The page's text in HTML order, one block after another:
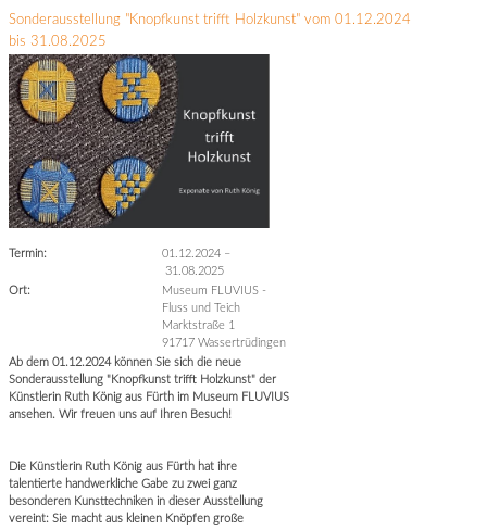
Sonderausstellung "Knopfkunst trifft Holzkunst" vom 01.12.2024
bis 31.08.2025
Termin: 01.12.2024 –
31.08.2025
Ort:
Museum FLUVIUS -
Fluss und Teich
Marktstraße 1
91717 Wassertrüdingen
Ab dem 01.12.2024 können Sie sich die neue
Sonderausstellung "Knopfkunst trifft Holzkunst" der
Künstlerin Ruth König aus Fürth im Museum FLUVIUS
ansehen. Wir freuen uns auf Ihren Besuch!
Die Künstlerin Ruth König aus Fürth hat ihre
talentierte handwerkliche Gabe zu zwei ganz
besonderen Kunsttechniken in dieser Ausstellung
vereint: Sie macht aus kleinen Knöpfen große